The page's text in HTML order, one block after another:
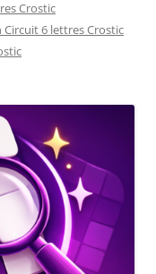
Crostic
Circuit 6 lettres Crostic